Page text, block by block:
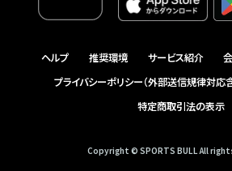
ヘルプ 推奨環境 サービス紹介
プライバシーポリシー（外部送信規律対応
特定商取引法の表示
Copyright © SPORTS BULL All